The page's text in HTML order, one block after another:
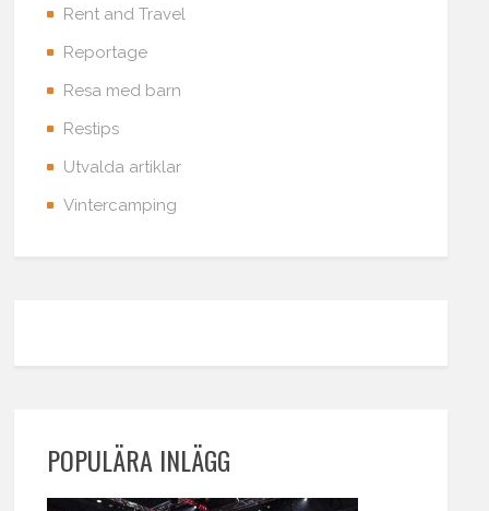
Rent and Travel
Reportage
Resa med barn
Restips
Utvalda artiklar
Vintercamping
POPULÄRA INLÄGG